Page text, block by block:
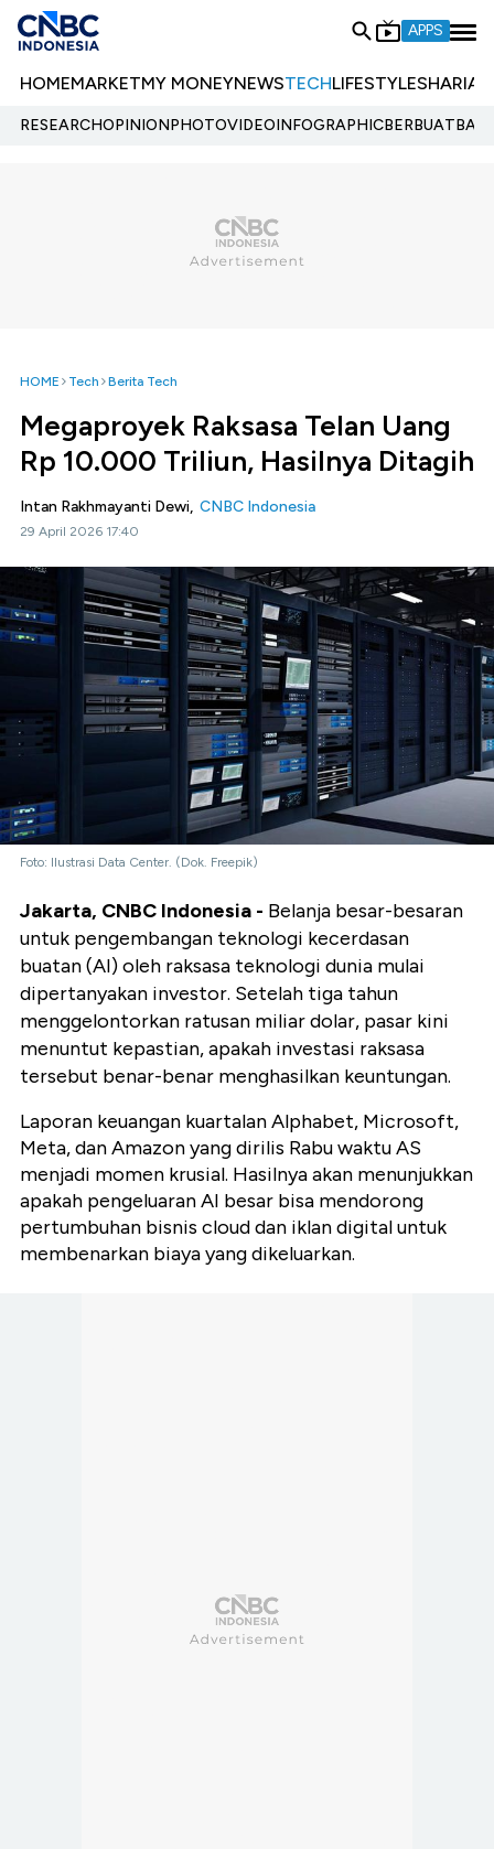
APPS
HOMEMARKETMY MONEYNEWSTECHLIFESTYLESHARIA
RESEARCHOPINIONPHOTOVIDEOINFOGRAPHIC
HOME Tech Berita Tech
Megaproyek Raksasa Telan Uang
Rp 10.000 Triliun, Hasilnya Ditagih
Intan Rakhmayanti Dewi, CNBC Indonesia
29 April 2026 17:40
Foto: Ilustrasi Data Center. (Dok. Freepik)
Jakarta, CNBC Indonesia - Belanja besar-besaran
untuk pengembangan teknologi kecerdasan
buatan (AI) oleh raksasa teknologi dunia mulai
dipertanyakan investor. Setelah tiga tahun
menggelontorkan ratusan miliar dolar, pasar kini
menuntut kepastian, apakah investasi raksasa
tersebut benar-benar menghasilkan keuntungan.
Laporan keuangan kuartalan Alphabet, Microsoft,
Meta, dan Amazon yang dirilis Rabu waktu AS
menjadi momen krusial. Hasilnya akan menunjukkan
apakah pengeluaran AI besar bisa mendorong
pertumbuhan bisnis cloud dan iklan digital untuk
membenarkan biaya yang dikeluarkan.